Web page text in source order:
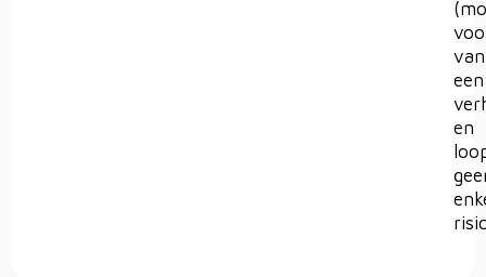
van
een
en